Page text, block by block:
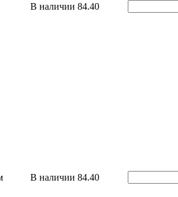
В наличии 84.40
В наличии 84.40